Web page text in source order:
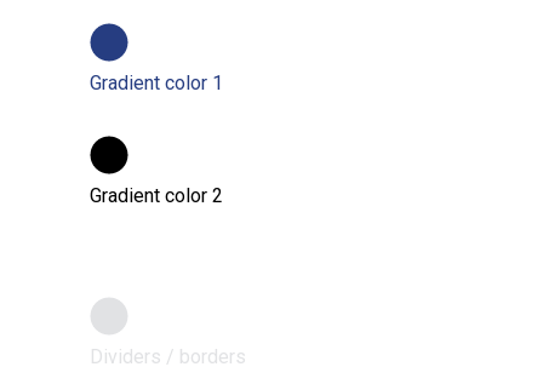
Gradient color 1
Gradient color 2
Dividers / borders